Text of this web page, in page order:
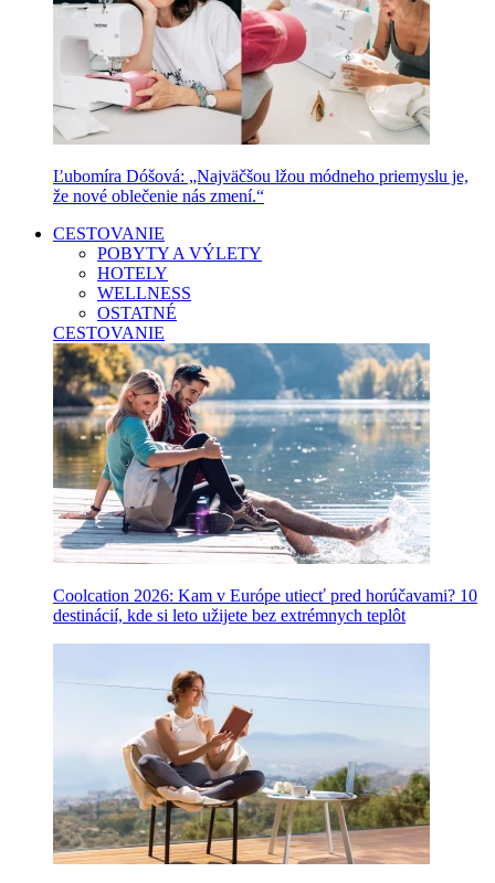
Ľubomíra Dóšová: „Najväčšou lžou módneho priemyslu je,
že nové oblečenie nás zmení.“
CESTOVANIE
POBYTY A VÝLETY
HOTELY
WELLNESS
OSTATNÉ
CESTOVANIE
Coolcation 2026: Kam v Európe utiecť pred horúčavami? 10
destinácií, kde si leto užijete bez extrémnych teplôt